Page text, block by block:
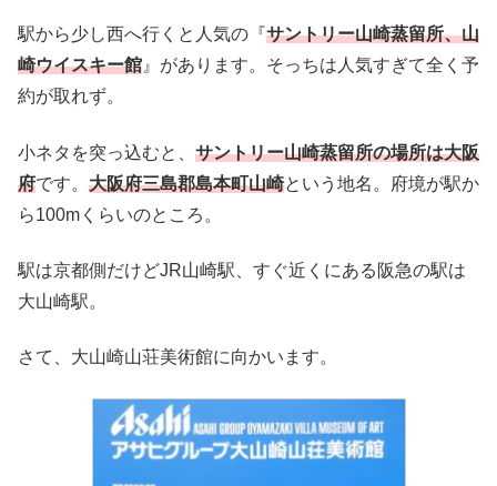
駅から少し西へ行くと人気の『サントリー山崎蒸留所、山
崎ウイスキー館 』があります。そっちは人気すぎて全く予
約が取れず。
小ネタを突っ込むと、 サントリー山崎蒸留所の場所は大阪
府です。 大阪府三島郡島本町山崎という地名。府境が駅か
ら100mくらいのところ。
駅は京都側だけどJR山崎駅、すぐ近くにある阪急の駅は
大山崎駅。
さて、大山崎山荘美術館に向かいます。